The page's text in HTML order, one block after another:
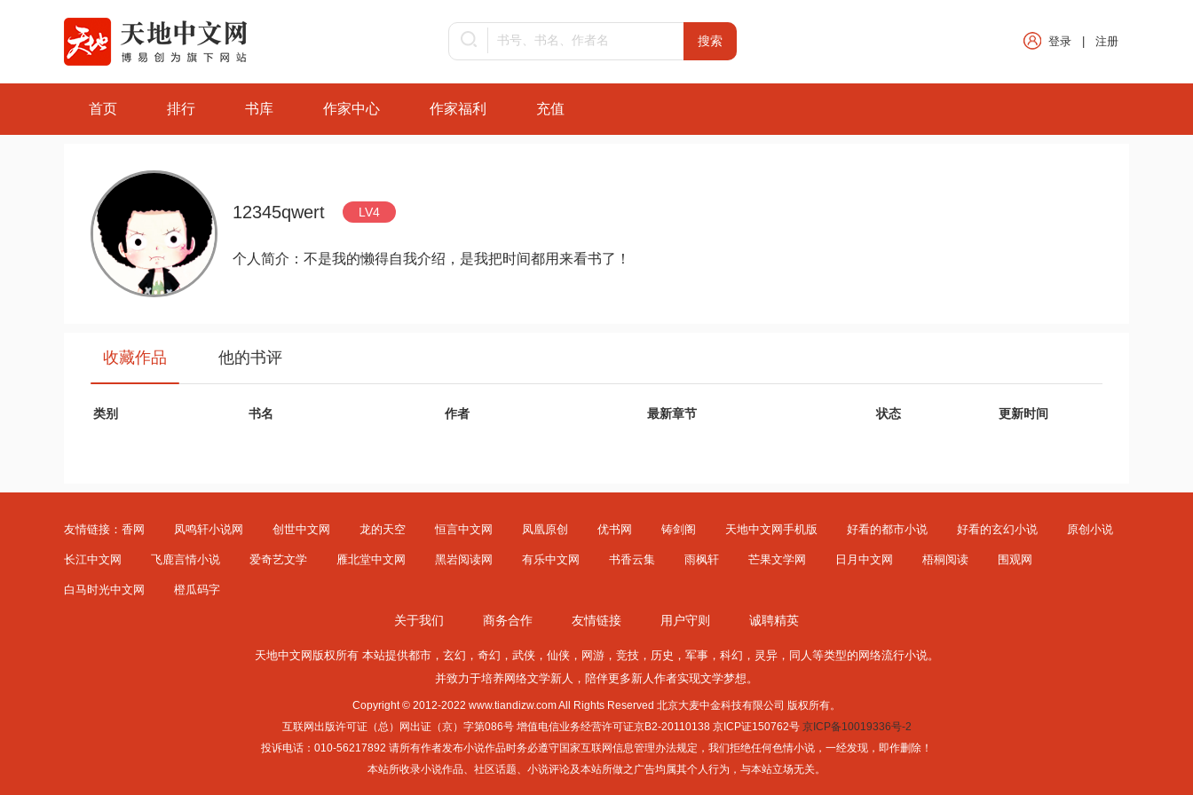
登录 注册
首页 排行 书库 作家中心 作家福利 充值
12345qwert LV4
个人简介：不是我的懒得自我介绍，是我把时间都用来看书了！
收藏作品 他的书评
类别 书名 作者 最新章节 状态 更新时间
友情链接： 香网 凤鸣轩小说网 创世中文网 龙的天空 恒言中文网 凤凰原创 优书网 铸剑阁 天地中文网手机版 好看的都市小说 好看的玄幻小说 原创小说
长江中文网 飞鹿言情小说 爱奇艺文学 雁北堂中文网 黑岩阅读网 有乐中文网 书香云集 雨枫轩 芒果文学网 日月中文网 梧桐阅读 围观网
白马时光中文网 橙瓜码字
关于我们 商务合作 友情链接 用户守则 诚聘精英
天地中文网版权所有 本站提供都市， 玄幻 ， 奇幻 ， 武侠， 仙侠， 网游， 竞技， 历史 ， 军事， 科幻 ， 灵异， 同人等类型的网络流行小说。
并致力于培养网络文学新人，陪伴更多新人作者实现文学梦想。
Copyright © 2012-2022 www.tiandizw.com All Rights Reserved 北京大麦中金科技有限公司 版权所有。
互联网出版许可证（总）网出证（京）字第086号 增值电信业务经营许可证京B2-20110138 京ICP证150762号 京ICP备10019336号-2
投诉电话：010-56217892 请所有作者发布小说作品时务必遵守国家互联网信息管理办法规定，我们拒绝任何色情小说，一经发现，即作删除！
本站所收录小说作品、社区话题、小说评论及本站所做之广告均属其个人行为，与本站立场无关。